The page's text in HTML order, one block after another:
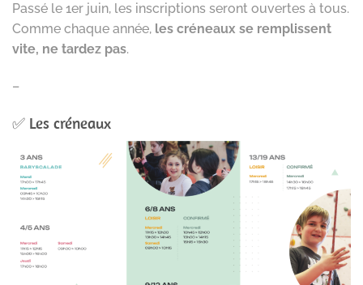
Passé le 1er juin, les inscriptions seront ouvertes à tous.
Comme chaque année, les créneaux se remplissent
vite, ne tardez pas.
–
✅ Les créneaux